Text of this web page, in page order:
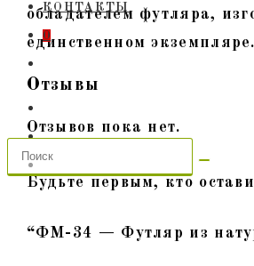
КОНТАКТЫ
0
ПОИСК
ВЕБ-
обладателем футляра,
единственном экземпляре.
Отзывы
Отзывов пока нет.
Будьте первым, кто
“ФМ-34 — Футляр из